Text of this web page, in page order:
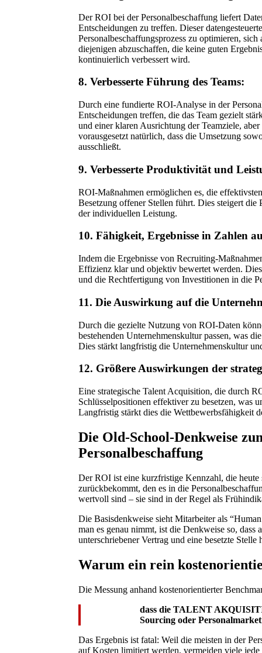
Der ROI bei der Personalbeschaffung liefert
Entscheidungen zu treffen. Dieser
Personalbeschaffungsprozess zu optimieren,
diejenigen abzuschaffen, die keine guten
kontinuierlich verbessert wird.
8. Verbesserte Führung des Teams:
Durch eine fundierte ROI-Analyse in der
Entscheidungen treffen, die das Team gezielt
und einer klaren Ausrichtung der Teamziele,
vorausgesetzt natürlich, dass die Umsetzung
ausschließt.
9. Verbesserte Produktivität und
ROI-Maßnahmen ermöglichen es, die
Besetzung offener Stellen führt. Dies steigert die
der individuellen Leistung.
10. Fähigkeit, Ergebnisse in Zahlen
Indem die Ergebnisse von Recruiting-
Effizienz klar und objektiv bewertet werden.
und die Rechtfertigung von Investitionen in die
11. Die Auswirkung auf die
Durch die gezielte Nutzung von ROI-Daten
bestehenden Unternehmenskultur passen, was
Dies stärkt langfristig die Unternehmenskultur
12. Größere Auswirkungen der
Eine strategische Talent Acquisition, die durch
Schlüsselpositionen effektiver zu besetzen, was
Langfristig stärkt dies die Wettbewerbsfähigkeit
Die Old-School-Denkweise
Personalbeschaffung
Der ROI ist eine kurzfristige Kennzahl, die
zurückbekommt, den es in die
wertvoll sind – sie sind in der Regel als
Die Basisdenkweise sieht Mitarbeiter als
man es genau nimmt, ist die Denkweise so,
unterschriebener Vertrag und eine besetzte Stelle
Warum ein rein
Die Messung anhand kostenorientierter
dass die TALENT
Sourcing oder
Das Ergebnis ist fatal: Weil die meisten in der
auf Kosten limitiert werden, vermeiden viele